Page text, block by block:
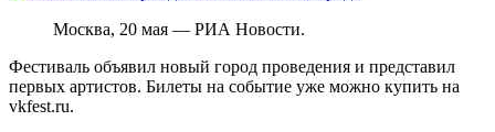
Москва, 20 мая — РИА Новости.
Фестиваль объявил новый город проведения и представил
первых артистов. Билеты на событие уже можно купить на
vkfest.ru.